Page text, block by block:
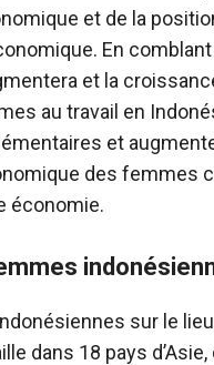
et de la
En comblant
et la
au travail en
et
des femmes
économie.
sur le lieu
dans 18 pays d’Asie,